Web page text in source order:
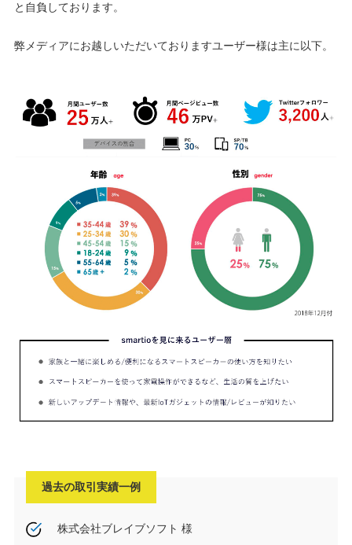
と自負しております。
弊メディアにお越しいただいておりますユーザー様は主に以下。
過去の取引実績一例
株式会社ブレイブソフト 様